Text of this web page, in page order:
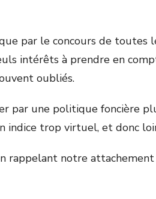
par le concours de toutes
intérêts à prendre en
oubliés.
par une politique foncière
indice trop virtuel, et donc
rappelant notre